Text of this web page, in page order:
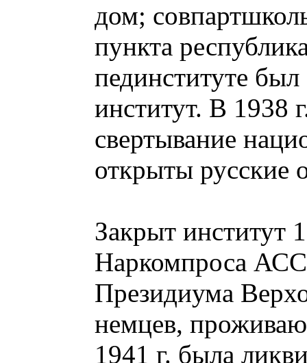
дом;
пункта
пединституте
институт. В 1938
свертывание
открыты русские
Закрыт институт
Наркомпроса
Президиума
немцев,
1941 г. была